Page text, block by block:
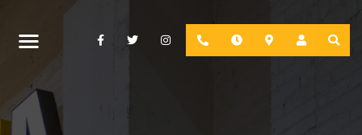
FacebookTwitterInstagramPhone Hours LocationAccount